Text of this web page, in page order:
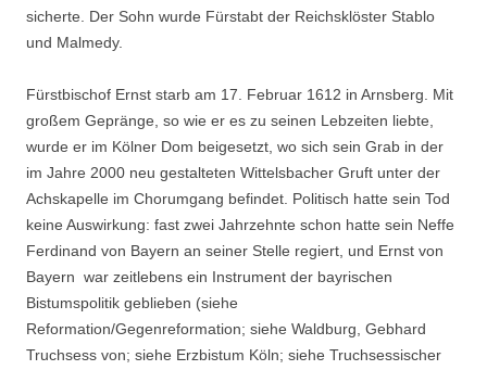
sicherte. Der Sohn wurde Fürstabt der Reichsklöster Stablo
und Malmedy.
Fürstbischof Ernst starb am 17. Februar 1612 in Arnsberg. Mit
großem Gepränge, so wie er es zu seinen Lebzeiten liebte,
wurde er im Kölner Dom beigesetzt, wo sich sein Grab in der
im Jahre 2000 neu gestalteten Wittelsbacher Gruft unter der
Achskapelle im Chorumgang befindet. Politisch hatte sein Tod
keine Auswirkung: fast zwei Jahrzehnte schon hatte sein Neffe
Ferdinand von Bayern an seiner Stelle regiert, und Ernst von
Bayern war zeitlebens ein Instrument der bayrischen
Bistumspolitik geblieben (siehe
Reformation/Gegenreformation; siehe Waldburg, Gebhard
Truchsess von; siehe Erzbistum Köln; siehe Truchsessischer